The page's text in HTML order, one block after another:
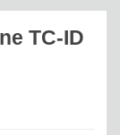
TC-ID